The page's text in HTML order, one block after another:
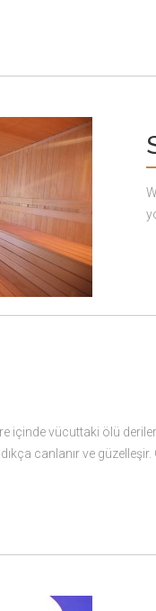
içinde vücuttaki ölü
canlanır ve